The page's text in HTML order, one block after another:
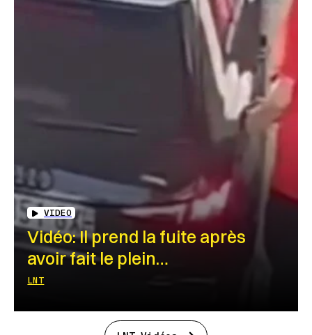
VIDEO
Vidéo: Il prend la fuite après
avoir fait le plein…
LNT